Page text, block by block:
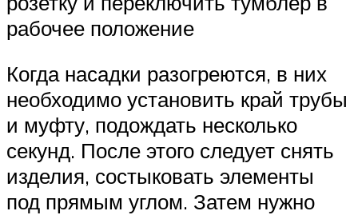
рабочее положение
Когда насадки разогреются, в них
необходимо установить край трубы
и муфту, подождать несколько
секунд. После этого следует снять
изделия, состыковать элементы
под прямым углом. Затем нужно